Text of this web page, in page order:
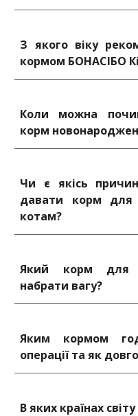
З якого віку
кормом БОНАСІБО
Коли можна
корм
Чи є якісь
давати корм для
котам?
Який корм для
набрати вагу?
Яким кормом
операції та як
В яких країнах